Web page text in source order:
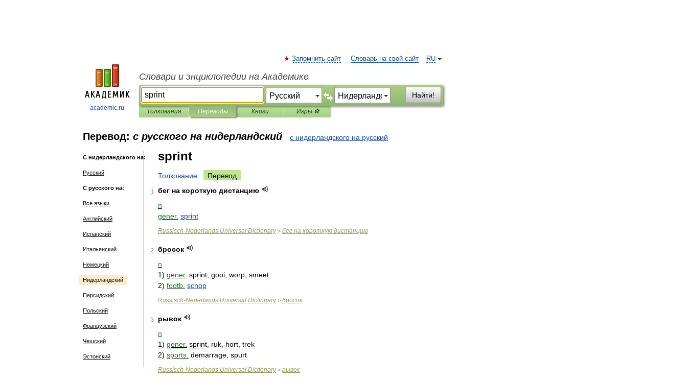
academic.ru
RU
Запомнить сайт Словарь на свой сайт
Словари и энциклопедии на Академике
Найти!
Толкования Переводы Книги Игры ⚽
Перевод: с русского на нидерландский с нидерландского на русский
С нидерландского на:
Русский
С русского на:
Все языки
Английский
Испанский
Итальянский
Немецкий
Нидерландский
Персидский
Польский
Французский
Чешский
Эстонский
sprint
Толкование Перевод
1 бег на короткую дистанцию
n
gener. sprint
Russisch-Nederlands Universal Dictionary> бег на короткую дистанцию
2
бросок
n
1) gener. sprint gooi worp smeet
2) footb schop
Russisch-Nederlands Universal Dictionary> бросок
3
рывок
n
1) gener. sprint ruk hort trek
2) sports demarrage spurt
Russisch-Nederlands Universal Dictionary> рывок